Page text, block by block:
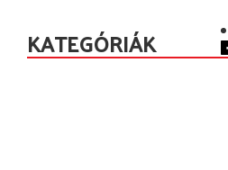
KATEGÓRIÁK